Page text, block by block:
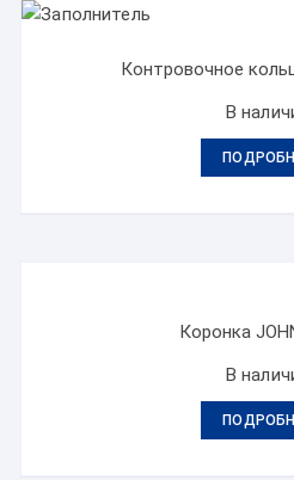
Контровочное
В
Коронка
В